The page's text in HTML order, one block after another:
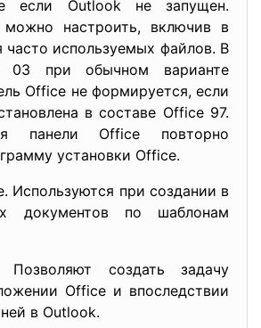
если Outlook не запущен.
настроить, включив в
часто используемых файлов. В
03 при обычном варианте
Office не формируется, если
в составе Office 97.
панели Office повторно
установки Office.
Используются при создании в
документов по шаблонам
Позволяют создать задачу
Office и впоследствии
в Outlook.